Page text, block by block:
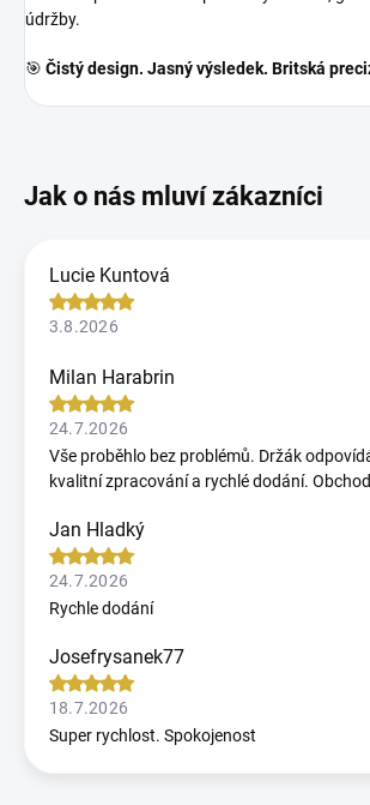
údržby.
🎯 Čistý design. Jasný výsledek. Britská
Lucie Kuntová
3.8.2026
Milan Harabrin
24.7.2026
Vše proběhlo bez problémů. Držák
kvalitní zpracování a rychlé dodání.
Jan Hladký
24.7.2026
Rychle dodání
Josefrysanek77
18.7.2026
Super rychlost. Spokojenost